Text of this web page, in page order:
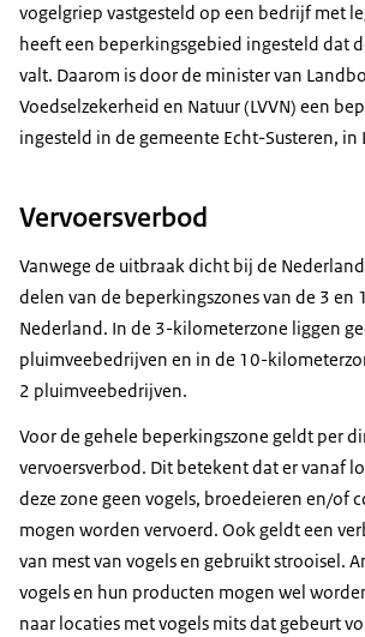
vogelgriep vastgesteld op een bedrijf met
heeft een beperkingsgebied ingesteld dat
valt. Daarom is door de minister van
Voedselzekerheid en Natuur (LVVN) een
ingesteld in de gemeente Echt-Susteren, in
Vervoersverbod
Vanwege de uitbraak dicht bij de
delen van de beperkingszones van de 3 en
Nederland. In de 3-kilometerzone liggen
pluimveebedrijven en in de 10-
2 pluimveebedrijven.
Voor de gehele beperkingszone geldt per
vervoersverbod. Dit betekent dat er vanaf
deze zone geen vogels, broedeieren en/of
mogen worden vervoerd. Ook geldt een
van mest van vogels en gebruikt strooisel.
vogels en hun producten mogen wel
naar locaties met vogels mits dat gebeurt